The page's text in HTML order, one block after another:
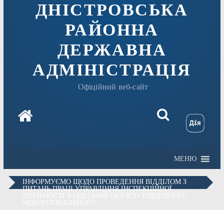
ДНІСТРОВСЬКА
РАЙОННА
ДЕРЖАВНА
АДМІНІСТРАЦІЯ
Офіційний веб-сайт
МЕНЮ
ІНФОРМУЄМО ЩОДО ПРОВЕДЕННЯ ВІДДІЛОМ З
ПИТАНЬ ПРАЦІ УПРАВЛІННЯ ІНСПЕКЦІЙНОЇ